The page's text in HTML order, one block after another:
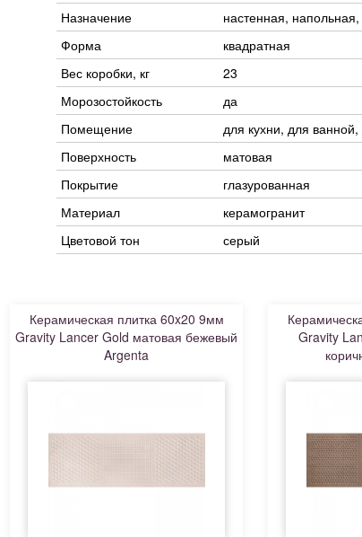
Назначение
настенная,
Форма
квадратная
Вес коробки, кг
23
Морозостойкость
да
Помещение
для кухни, для ванной,
Поверхность
матовая
Покрытие
глазурованная
Материал
керамогранит
Цветовой тон
серый
Керамическая плитка 60x20 9мм
Gravity Lancer Gold матовая бежевый
Argenta
Gravity